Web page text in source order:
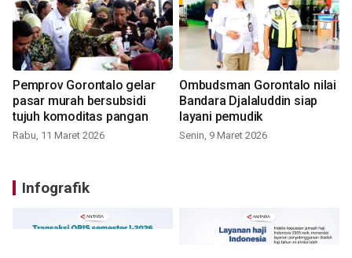
Pemprov Gorontalo gelar
pasar murah bersubsidi
tujuh komoditas pangan
Rabu, 11 Maret 2026
Ombudsman Gorontalo nilai
Bandara Djalaluddin siap
layani pemudik
Senin, 9 Maret 2026
Infografik